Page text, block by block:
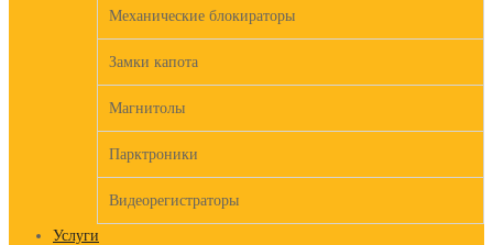
Механические блокираторы
Замки капота
Магнитолы
Парктроники
Видеорегистраторы
Услуги